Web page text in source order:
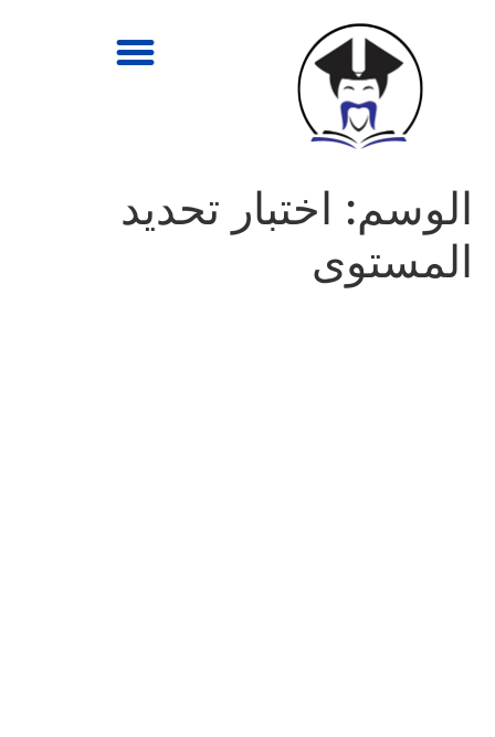
الوسم: اختبار تحديد
المستوى